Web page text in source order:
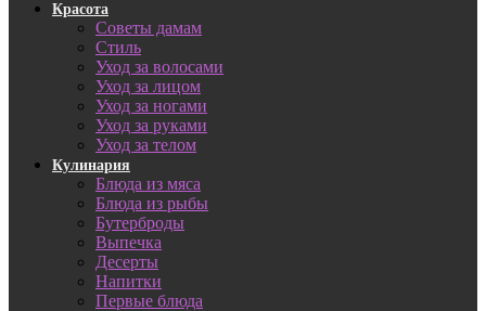
Красота
Советы дамам
Стиль
Уход за волосами
Уход за лицом
Уход за ногами
Уход за руками
Уход за телом
Кулинария
Блюда из мяса
Блюда из рыбы
Бутерброды
Выпечка
Десерты
Напитки
Первые блюда